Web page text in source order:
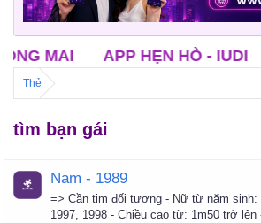
APP HẸN HÒ - IUDI
Thẻ
tìm bạn gái
Nam - 1989
=> Cần tim đối tượng - Nữ từ năm sinh:
1997, 1998 - Chiều cao từ: 1m50 trở lên